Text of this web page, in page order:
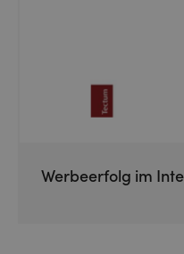
Werbeerfolg im